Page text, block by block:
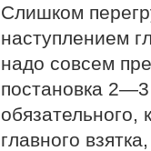
Слишком
наступлением
надо совсем
постановка
обязательного,
главного